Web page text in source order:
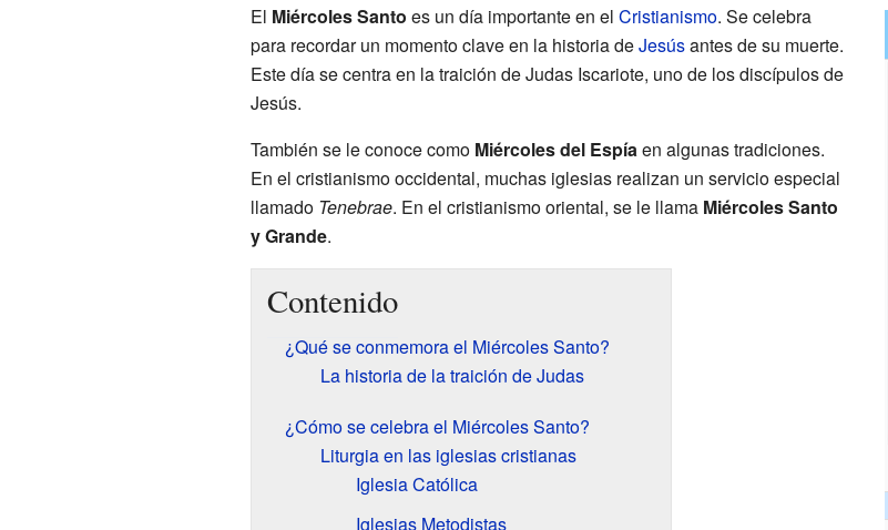
El Miércoles Santo es un día importante en el Cristianismo. Se celebra
para recordar un momento clave en la historia deJesúsantes de su muerte.
Este día se centra en la traición de Judas Iscariote, uno de los discípulos de
Jesús.
También se le conoce como Miércoles del Espíaen algunas tradiciones.
En el cristianismo occidental, muchas iglesias realizan un servicio especial
llamado Tenebrae. En el cristianismo oriental, se le llama Miércoles Santo
y Grande.
Contenido
¿Qué se conmemora el Miércoles Santo?
La historia de la traición de Judas
¿Cómo se celebra el Miércoles Santo?
Liturgia en las iglesias cristianas
Iglesia Católica
Iglesias Metodistas